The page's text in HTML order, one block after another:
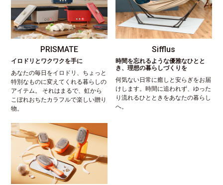
PRISMATE
イロドリとワクワクを手に
あなたの毎日をイロドリ、ちょっと
特別なものに変えてくれる暮らしの
アイテム。 それはまるで、虹から
こぼれおちたカラフルで楽しい贈り
物。
Sifflus
時間を忘れるような優雅なひとと
き、理想の暮らしづくりを
何気ない日常に癒しと安らぎをお届
けします。時間に追われず、ゆった
り流れるひとときをあなたの暮らし
へ。